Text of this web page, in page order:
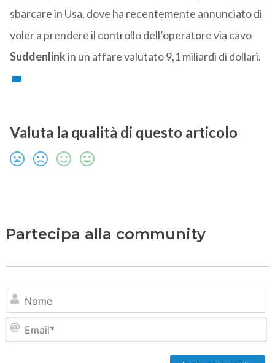
sbarcare in Usa, dove ha recentemente annunciato di
voler a prendere il controllo dell’operatore via cavo
Suddenlinkin un affare valutato 9,1 miliardi di dollari.
Valuta la qualità di questo articolo
Partecipa alla community